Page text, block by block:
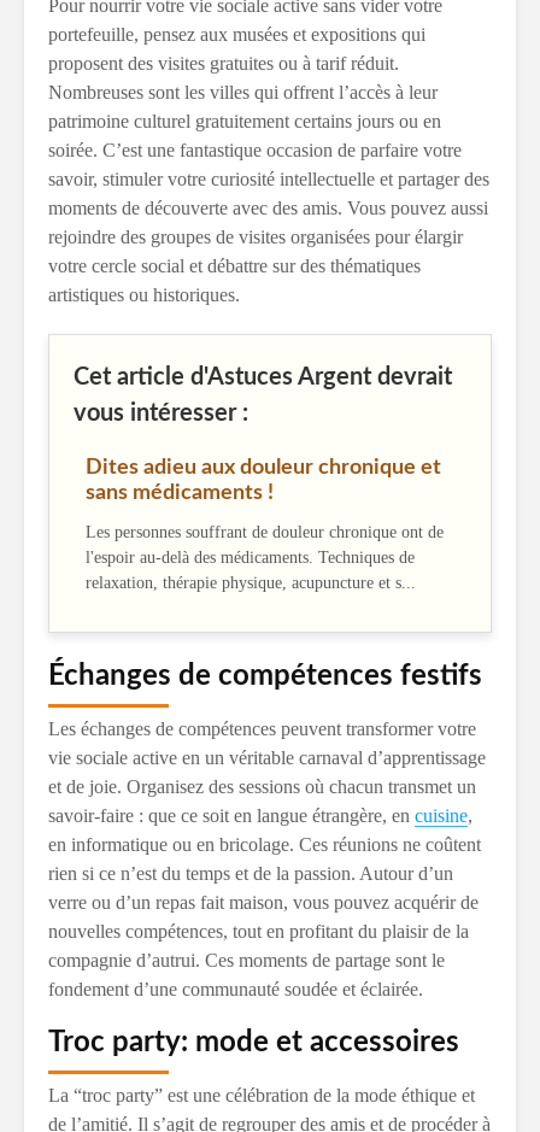
Pour nourrir votre vie sociale active sans vider votre
portefeuille, pensez aux musées et expositions qui
proposent des visites gratuites ou à tarif réduit.
Nombreuses sont les villes qui offrent l’accès à leur
patrimoine culturel gratuitement certains jours ou en
soirée. C’est une fantastique occasion de parfaire votre
savoir, stimuler votre curiosité intellectuelle et partager des
moments de découverte avec des amis. Vous pouvez aussi
rejoindre des groupes de visites organisées pour élargir
votre cercle social et débattre sur des thématiques
artistiques ou historiques.
Cet article d'Astuces Argent devrait
vous intéresser :
Dites adieu aux douleur chronique et
sans médicaments !
Les personnes souffrant de douleur chronique ont de
l'espoir au-delà des médicaments. Techniques de
relaxation, thérapie physique, acupuncture et s...
Échanges de compétences festifs
Les échanges de compétences peuvent transformer votre
vie sociale active en un véritable carnaval d’apprentissage
et de joie. Organisez des sessions où chacun transmet un
savoir-faire : que ce soit en langue étrangère, en cuisine,
en informatique ou en bricolage. Ces réunions ne coûtent
rien si ce n’est du temps et de la passion. Autour d’un
verre ou d’un repas fait maison, vous pouvez acquérir de
nouvelles compétences, tout en profitant du plaisir de la
compagnie d’autrui. Ces moments de partage sont le
fondement d’une communauté soudée et éclairée.
Troc party: mode et accessoires
La “troc party” est une célébration de la mode éthique et
de l’amitié. Il s’agit de regrouper des amis et de procéder à